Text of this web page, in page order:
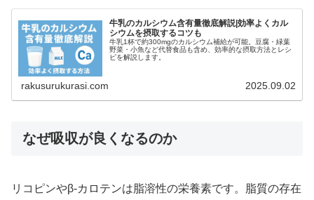
牛乳のカルシウム含有量徹底解説|効率よくカル
シウムを摂取するコツも
牛乳1杯で約300mgのカルシウム補給が可能。豆腐・緑葉
野菜・小魚など代替食品も含め、効率的な摂取方法とレシ
ピを解説します。
rakusurukurasi.com 2025.09.02
なぜ吸収が良くなるのか
リコピンやβ-カロテンは脂溶性の栄養素です。脂質の存在